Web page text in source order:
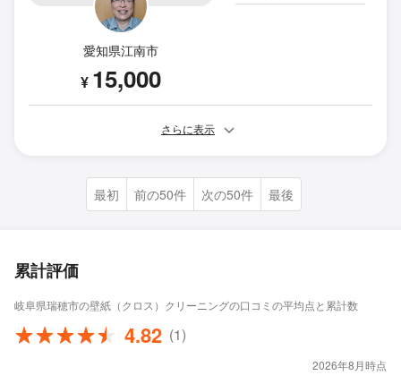
愛知県江南市
¥ 15,000
さらに表示
最初 前の50件 次の50件 最後
累計評価
岐阜県瑞穂市の壁紙（クロス）クリーニングの口コミの平均点と累計数
4.82 (1)
2026年8月時点